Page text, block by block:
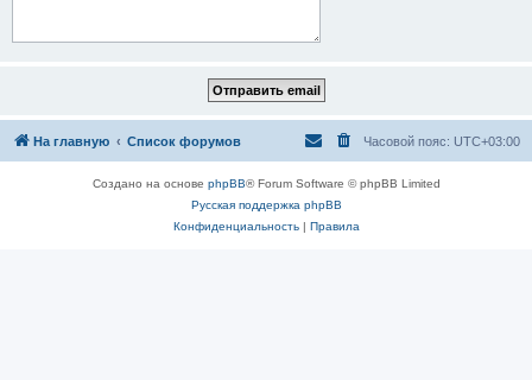
На главную Список форумов Часовой пояс: UTC+03:00
Создано на основе phpBB® Forum Software © phpBB Limited
Русская поддержка phpBB
Конфиденциальность| Правила